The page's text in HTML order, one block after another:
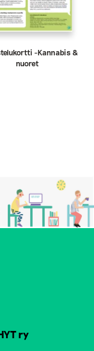
-Kannabis &
nuoret
ry